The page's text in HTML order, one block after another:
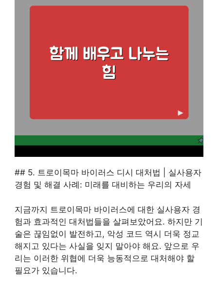
## 5. 트로이목마 바이러스 디시 대처법 | 실사용자
경험 및 해결 사례: 미래를 대비하는 우리의 자세
지금까지 트로이목마 바이러스에 대한 실사용자 경
험과 효과적인 대처법들을 살펴보았어요. 하지만 기
술은 끊임없이 발전하고, 악성 코드 역시 더욱 정교
해지고 있다는 사실을 잊지 말아야 해요. 앞으로 우
리는 이러한 위협에 더욱 능동적으로 대처해야 할
필요가 있습니다.